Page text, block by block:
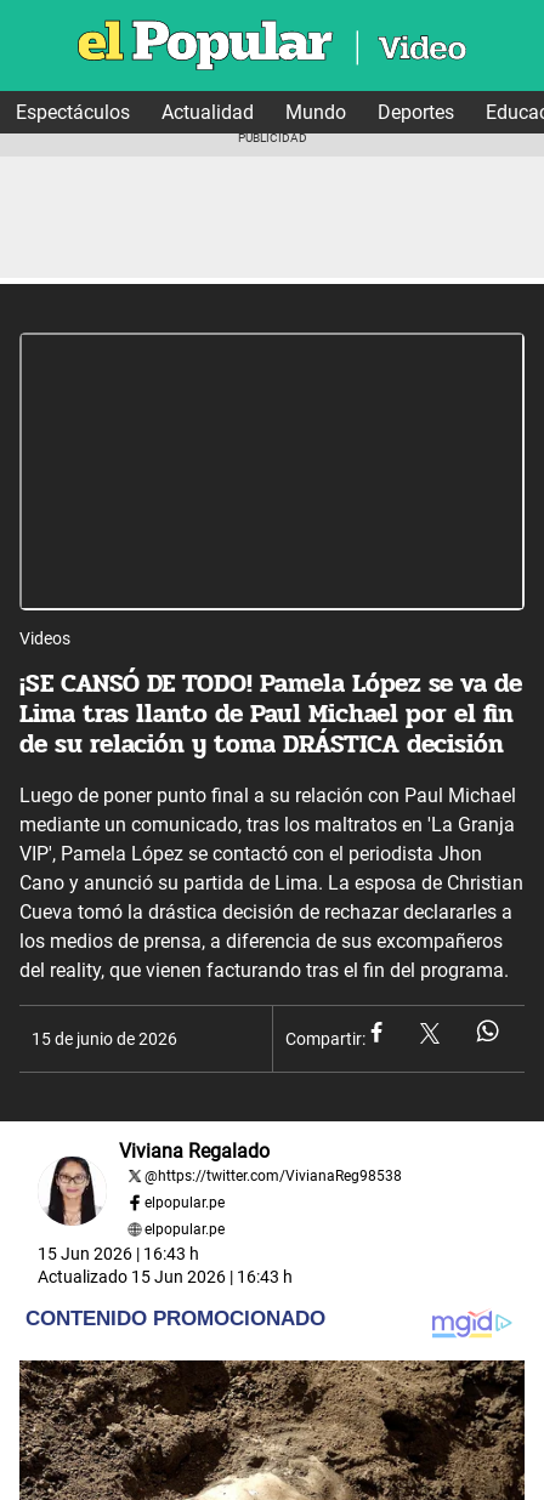
Espectáculos Actualidad Mundo Deportes
Videos
¡SE CANSÓ DE TODO! Pamela López se va de
Lima tras llanto de Paul Michael por el fin
de su relación y toma DRÁSTICA decisión
Luego de poner punto final a su relación con Paul Michael
mediante un comunicado, tras los maltratos en 'La Granja
VIP', Pamela López se contactó con el periodista Jhon
Cano y anunció su partida de Lima. La esposa de Christian
Cueva tomó la drástica decisión de rechazar declararles a
los medios de prensa, a diferencia de sus excompañeros
del reality, que vienen facturando tras el fin del programa.
15 de junio de 2026 Compartir:
Viviana Regalado
@https://twitter.com/VivianaReg98538
elpopular.pe
elpopular.pe
15 Jun 2026 | 16:43 h
Actualizado 15 Jun 2026 | 16:43 h